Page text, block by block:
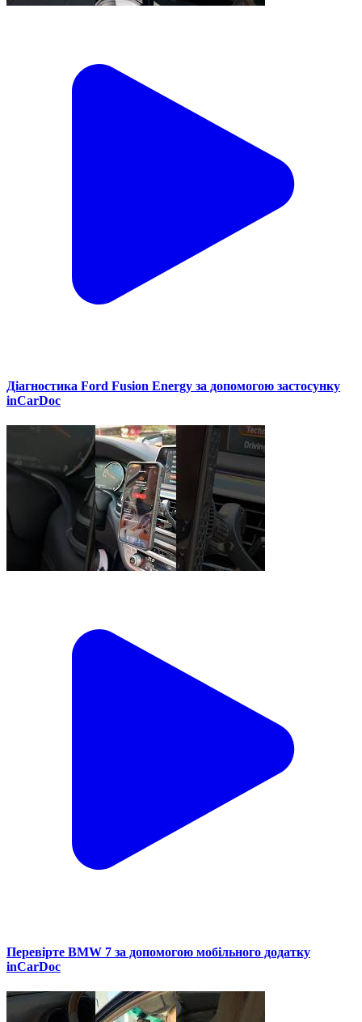
Діагностика Ford Fusion Energy за допомогою застосунку
inCarDoc
Перевірте BMW 7 за допомогою мобільного додатку
inCarDoc